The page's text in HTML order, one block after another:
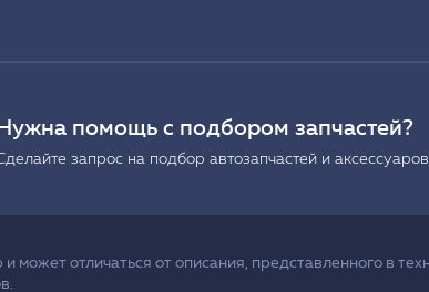
Нужна помощь с подбором запчастей?
запрос на подбор автозапчастей и
отличаться от описания, представленного в